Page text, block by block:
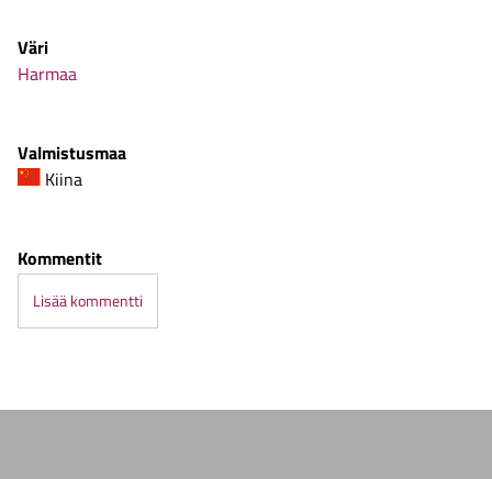
Väri
Harmaa
Valmistusmaa
Kiina
Kommentit
Lisää kommentti